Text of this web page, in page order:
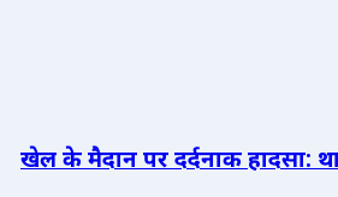
खेल के मैदान पर दर्दनाक हादसा: